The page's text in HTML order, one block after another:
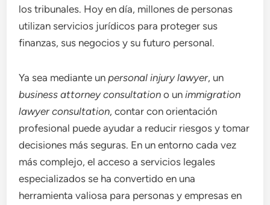
los tribunales. Hoy en día, millones de personas
utilizan servicios jurídicos para proteger sus
finanzas, sus negocios y su futuro personal.
Ya sea mediante unpersonal injury lawyer, un
business attorney consultation o unimmigration
lawyer consultation, contar con orientación
profesional puede ayudar a reducir riesgos y tomar
decisiones más seguras. En un entorno cada vez
más complejo, el acceso a servicios legales
especializados se ha convertido en una
herramienta valiosa para personas y empresas en